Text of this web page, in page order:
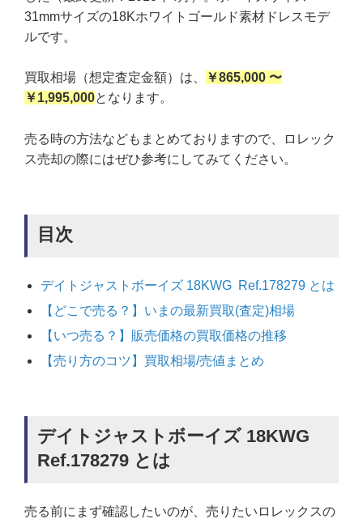
31mmサイズの18Kホワイトゴールド素材ドレスモデ
ルです。
買取相場（想定査定金額）は、
￥865,000 〜
￥1,995,000となります。
売る時の方法などもまとめておりますので、ロレック
ス売却の際にはぜひ参考にしてみてください。
目次
デイトジャストボーイズ 18KWG Ref.178279 とは
【どこで売る？】いまの最新買取(査定)相場
【いつ売る？】販売価格の買取価格の推移
【売り方のコツ】買取相場/売値まとめ
デイトジャストボーイズ 18KWG
Ref.178279 とは
売る前にまず確認したいのが、売りたいロレックスの